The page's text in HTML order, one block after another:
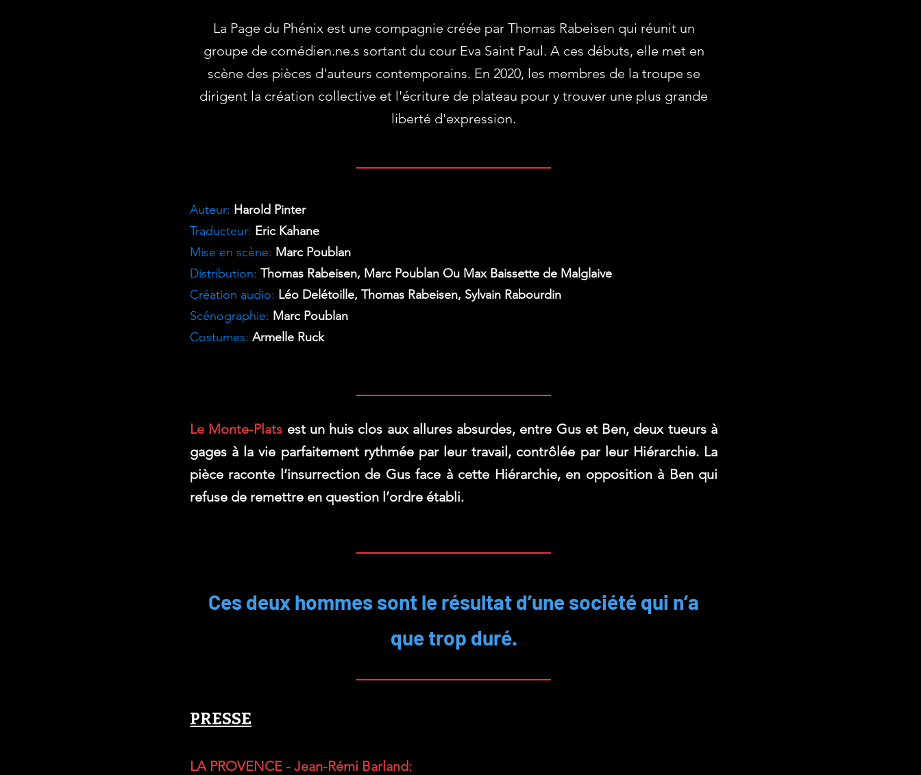
La Page du Phénix est une compagnie créée par Thomas Rabeisen qui réunit un
groupe de comédien.ne.s sortant du cour Eva Saint Paul. A ces débuts, elle met en
scène des pièces d'auteurs contemporains. En 2020, les membres de la troupe se
dirigent la création collective et l'écriture de plateau pour y trouver une plus grande
liberté d'expression.
Auteur: Harold Pinter
Traducteur: Eric Kahane
Mise en scène: Marc Poublan
Distribution: Thomas Rabeisen, Marc Poublan Ou Max Baissette de Malglaive
Création audio: Léo Delétoille, Thomas Rabeisen, Sylvain Rabourdin
Scénographie: Marc Poublan
Costumes: Armelle Ruck
Le Monte-Plats est un huis clos aux allures absurdes, entre Gus et Ben, deux tueurs à
gages à la vie parfaitement rythmée par leur travail, contrôlée par leur Hiérarchie. La
pièce raconte l’insurrection de Gus face à cette Hiérarchie, en opposition à Ben qui
refuse de remettre en question l’ordre établi.
Ces deux hommes sont le résultat d’une société qui n’a
que trop duré.
PRESSE
LA PROVENCE - Jean-Rémi Barland: